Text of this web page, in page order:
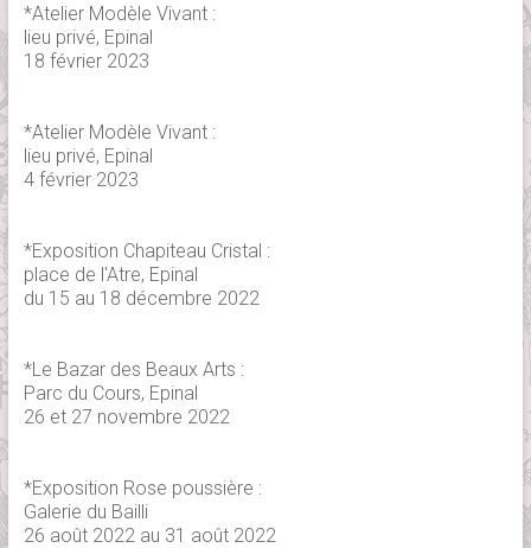
*Atelier Modèle Vivant :
lieu privé, Epinal
18 février 2023
*Atelier Modèle Vivant :
lieu privé, Epinal
4 février 2023
*Exposition Chapiteau Cristal :
place de l'Atre, Epinal
du 15 au 18 décembre 2022
*Le Bazar des Beaux Arts :
Parc du Cours, Epinal
26 et 27 novembre 2022
*Exposition Rose poussière :
Galerie du Bailli
26 août 2022 au 31 août 2022